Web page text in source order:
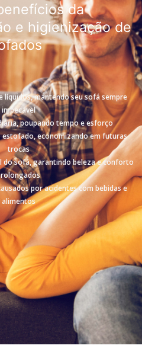
da
e higienização de
líquidos, mantendo seu sofá sempre
impecável
poupando tempo e esforço
estofado, economizando em futuras
trocas
do sofá, garantindo beleza e conforto
por acidentes com bebidas e
alimentos